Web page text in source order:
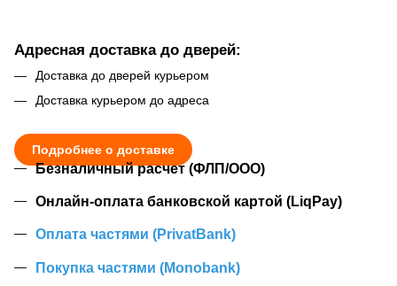
Адресная доставка до дверей:
Доставка до дверей курьером
Доставка курьером до адреса
Подробнее о доставке
Безналичный расчет (ФЛП/ООО)
Онлайн-оплата банковской картой (LiqPay)
Оплата частями (PrivatBank)
Покупка частями (Monobank)